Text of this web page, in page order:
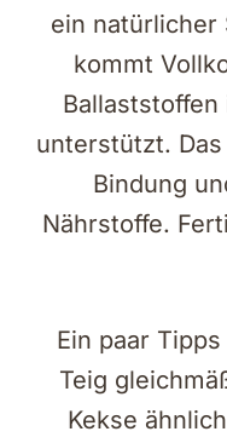
ein natürlicher
kommt
unterstützt.
Bindung
Nährstoffe.
Ein paar
Teig
Kekse